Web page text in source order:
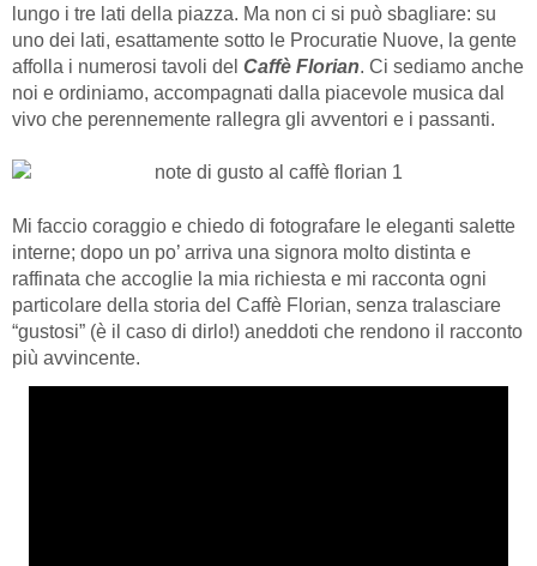
lungo i tre lati della piazza. Ma non ci si può sbagliare: su
uno dei lati, esattamente sotto le Procuratie Nuove, la gente
affolla i numerosi tavoli del Caffè Florian. Ci sediamo anche
noi e ordiniamo, accompagnati dalla piacevole musica dal
vivo che perennemente rallegra gli avventori e i passanti.
Mi faccio coraggio e chiedo di fotografare le eleganti salette
interne; dopo un po’ arriva una signora molto distinta e
raffinata che accoglie la mia richiesta e mi racconta ogni
particolare della storia del Caffè Florian, senza tralasciare
“gustosi” (è il caso di dirlo!) aneddoti che rendono il racconto
più avvincente.